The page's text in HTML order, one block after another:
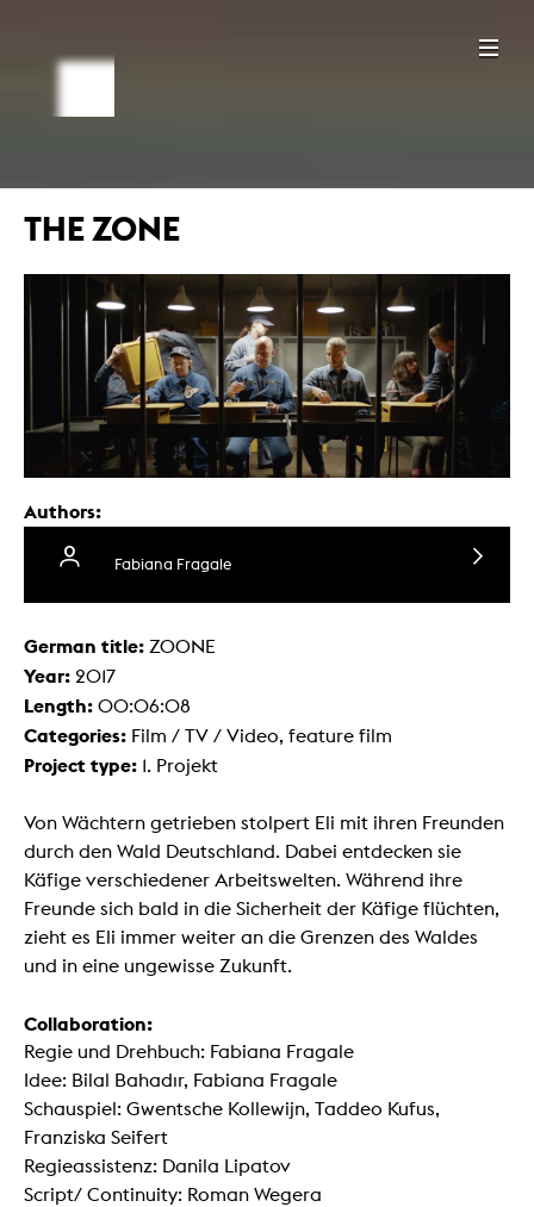
THE ZONE
Authors:
Fabiana Fragale
German title: ZOONE
Year: 2017
Length: 00:06:08
Categories: Film / TV / Video, feature film
Project type: 1. Projekt
Von Wächtern getrieben stolpert Eli mit ihren Freunden
durch den Wald Deutschland. Dabei entdecken sie
Käfige verschiedener Arbeitswelten. Während ihre
Freunde sich bald in die Sicherheit der Käfige flüchten,
zieht es Eli immer weiter an die Grenzen des Waldes
und in eine ungewisse Zukunft.
Collaboration:
Regie und Drehbuch: Fabiana Fragale
Idee: Bilal Bahadır, Fabiana Fragale
Schauspiel: Gwentsche Kollewijn, Taddeo Kufus,
Franziska Seifert
Regieassistenz: Danila Lipatov
Script/ Continuity: Roman Wegera